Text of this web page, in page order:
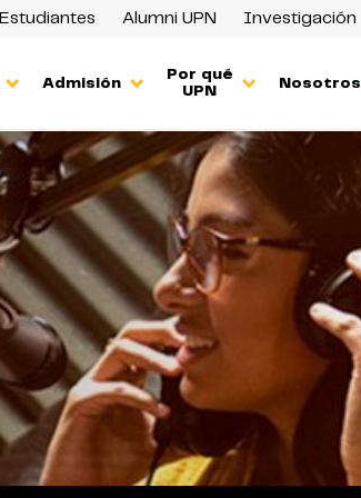
Estudiantes Alumni UPN Investigación
Admisión
Por qué
UPN
Nosotros